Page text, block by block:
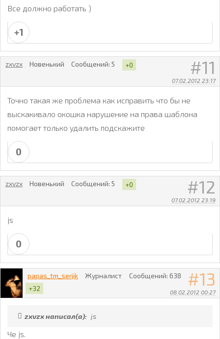
Все должно работать )
+1
11
07.02.2012 23:17
zxvzx Новенький Сообщений: 5 +0
Точно такая же проблема как исправить что бы не
выскакивало окошка нарушение на права шаблона
помогает только удалить подскажите
0
12
07.02.2012 23:19
zxvzx Новенький Сообщений: 5 +0
js
0
13
08.02.2012 00:27
papas_tm_serjik Журналист Сообщений: 638
+32
zxvzx написал(а): js
Че js.